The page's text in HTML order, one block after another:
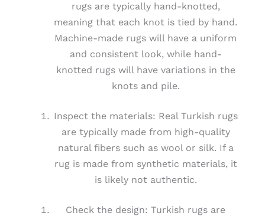
rugs are typically hand-knotted,
meaning that each knot is tied by hand.
Machine-made rugs will have a uniform
and consistent look, while hand-
knotted rugs will have variations in the
knots and pile.
Inspect the materials: Real Turkish rugs
are typically made from high-quality
natural fibers such as wool or silk. If a
rug is made from synthetic materials, it
is likely not authentic.
Check the design: Turkish rugs are